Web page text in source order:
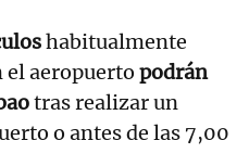
habitualmente
el aeropuerto podrán
tras realizar un
o antes de las 7,00